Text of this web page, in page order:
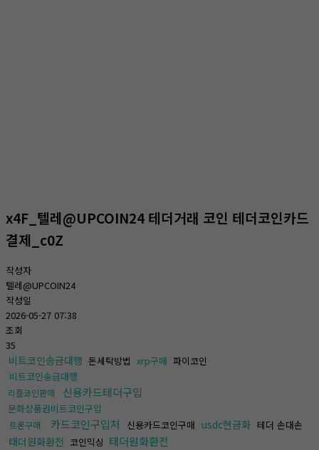
x4F_텔레@UPCOIN24 테더거래 코인 테더코인카드
결제_c0Z
작성자
텔레@UPCOIN24
작성일
2026-05-27 07:38
조회
35
비트코인송금대행 돈세탁방법 xrp구매 파이코인
비트코인송금대행
리플코인판매 신용카드테더구입
문화상품권비트코인구입
트론구매 카드코인구입처 신용카드코인구매 usdc현금화 테더 손대손
태더원화환전 코인믹싱 태더원화환전